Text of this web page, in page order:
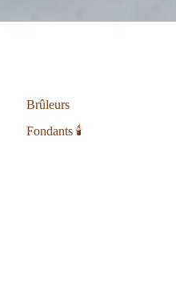
Brûleurs
Fondants 🕯️